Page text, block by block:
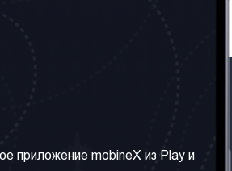
Правила и Условия
приложение mobineX из Play и